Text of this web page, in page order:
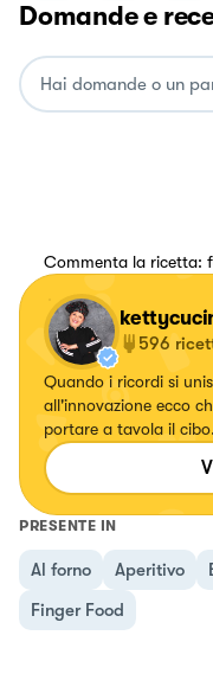
Domande e
Commenta la ricetta:
596
Quando i ricordi si
all'innovazione ecco
portare a tavola il
il gusto.
PRESENTE IN
Al forno Aperitivo
Finger Food